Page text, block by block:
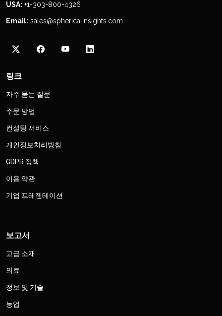
USA: +1-303-800-4326
Email: sales@sphericalinsights.com
링크
자주 묻는 질문
주문 방법
컨설팅 서비스
개인정보처리방침
GDPR 정책
이용 약관
기업 프레젠테이션
보고서
고급 소재
의료
정보 및 기술
농업